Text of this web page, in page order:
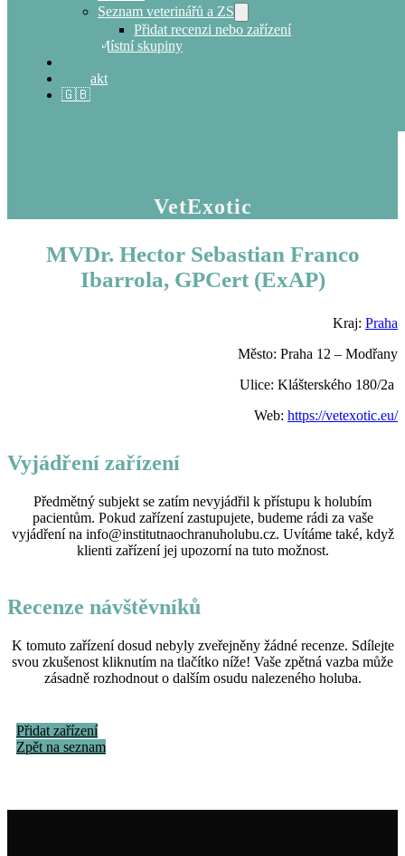
Seznam veterinářů a ZS
Přidat recenzi nebo zařízení
Místní skupiny
Kontakt
🇬🇧
VetExotic
MVDr. Hector Sebastian Franco
Ibarrola, GPCert (ExAP)
Kraj: Praha
Město: Praha 12 – Modřany
Ulice: Klášterského 180/2a
Web: https://vetexotic.eu/
Vyjádření zařízení
Předmětný subjekt se zatím nevyjádřil k přístupu k holubím
pacientům. Pokud zařízení zastupujete, budeme rádi za vaše
vyjádření na info@institutnaochranuholubu.cz. Uvítáme také, když
klienti zařízení jej upozorní na tuto možnost.
Recenze návštěvníků
K tomuto zařízení dosud nebyly zveřejněny žádné recenze. Sdílejte
svou zkušenost kliknutím na tlačítko níže! Vaše zpětná vazba může
zásadně rozhodnout o dalším osudu nalezeného holuba.
Přidat zařízení
Zpět na seznam